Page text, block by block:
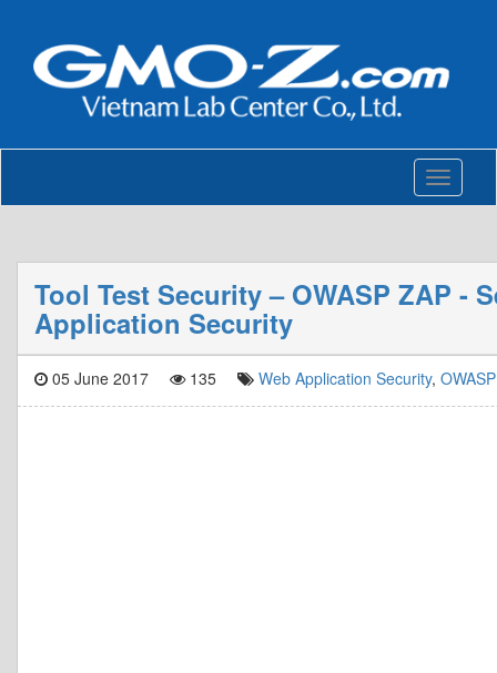
Toggle
Tool Test Security – OWASP ZAP -
Application Security
05 June 2017 135 Web Application Security, OWASP